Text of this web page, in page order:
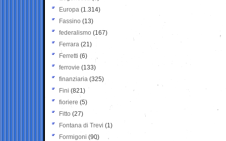
Europa (1.314)
Fassino (13)
federalismo (167)
Ferrara (21)
Ferretti (6)
ferrovie (133)
finanziaria (325)
Fini (821)
fioriere (5)
Fitto (27)
Fontana di Trevi (1)
Formigoni (90)